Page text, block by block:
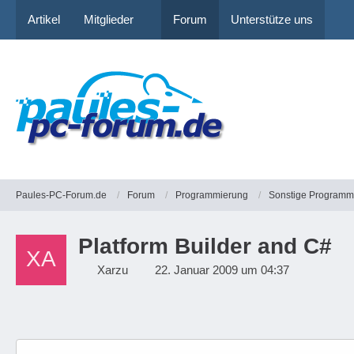
Artikel Mitglieder Forum Unterstütze uns
Paules-PC-Forum.de Forum Programmierung Sonstige
Platform Builder and C#
Xarzu 22. Januar 2009 um 04:37